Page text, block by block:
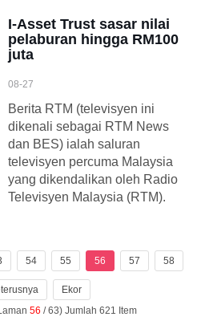
I-Asset Trust sasar nilai
pelaburan hingga RM100
juta
08-27
Berita RTM (televisyen ini
dikenali sebagai RTM News
dan BES) ialah saluran
televisyen percuma Malaysia
yang dikendalikan oleh Radio
Televisyen Malaysia (RTM).
54 55 56 57 58
Ekor
56 / 63) Jumlah 621 Item